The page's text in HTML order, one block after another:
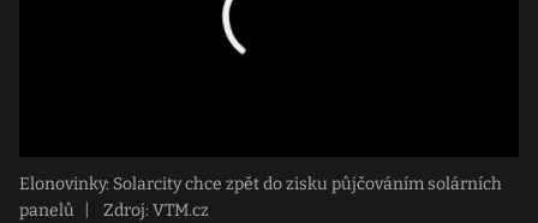
Elonovinky: Solarcity chce zpět do zisku půjčováním solárních
panelů
Zdroj: VTM.cz